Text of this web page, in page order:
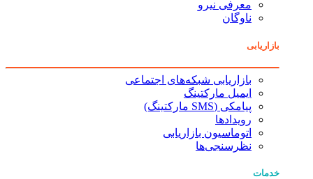
معرفی نیرو
ناوگان
بازاریابی
بازاریابی شبکه‌های اجتماعی
ایمیل مارکتینگ
پیامکی (SMS مارکتینگ)
رویدادها
اتوماسیون بازاریابی
نظرسنجی‌ها
خدمات